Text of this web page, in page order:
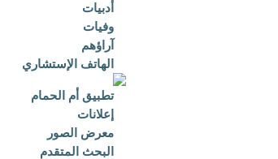
أدبيات
وفيات
آراؤهم
الهاتف الإستشاري
تطبيق أم الحمام
إعلانات
معرض الصور
البحث المتقدم